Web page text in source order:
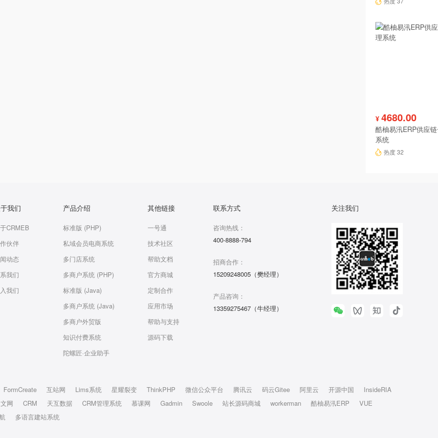
¥ 4680.00
酷柚易汛ERP供应
系统
热度 32
我们
CRMEB
伙伴
动态
我们
我们
产品介绍
标准版 (PHP)
私域会员电商系统
多门店系统
多商户系统 (PHP)
标准版 (Java)
多商户系统 (Java)
多商户外贸版
知识付费系统
陀螺匠·企业助手
其他链接
一号通
技术社区
帮助文档
官方商城
定制合作
应用市场
帮助与支持
源码下载
联系方式
咨询热线：
400-8888-794
招商合作：
15209248005（樊经理）
产品咨询：
13359275467（牛经理）
关注我们
FormCreate 互站网 Lims系统 星耀裂变 ThinkPHP 微信公众平台 腾讯云 码云Gitee 阿里云 开源中国
InsideRIA
网 CRM 天互数据 CRM管理系统 慕课网 Gadmin Swoole 站长源码商城 workerman 酷柚易汛ERP
VUE
多语言建站系统